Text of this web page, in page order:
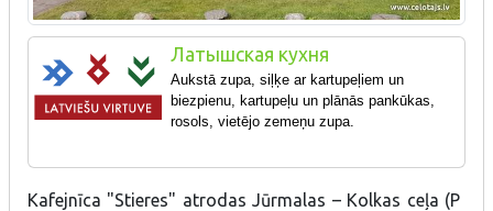
Латышская кухня
Aukstā zupa, siļķe ar kartupeļiem un
biezpienu, kartupeļu un plānās pankūkas,
rosols, vietējo zemeņu zupa.
Kafejnīca "Stieres" atrodas Jūrmalas – Kolkas ceļa (P